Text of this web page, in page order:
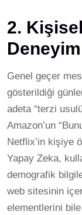
2.
Genel geçer
gösterildiği
adeta “terzi
Amazon’un
Netflix’in kişiye
Yapay Zeka,
demografik
web sitesinin
elementlerini